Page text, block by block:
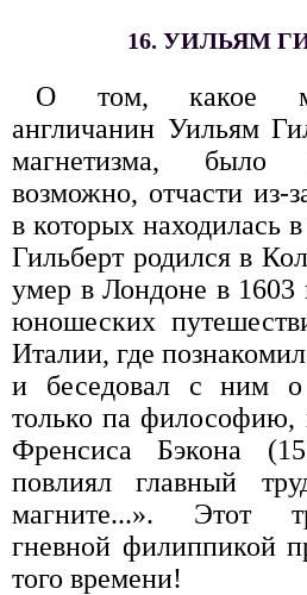
16. УИЛЬЯМ
О том, какое
англичанин Уильям
магнетизма, было
возможно, отчасти из-
в которых находилась
Гильберт родился в
умер в Лондоне в 1603
юношеских
Италии, где
и беседовал с ним о
только па философию,
Френсиса Бэкона
повлиял главный
магните...». Этот
гневной филиппикой
того времени!